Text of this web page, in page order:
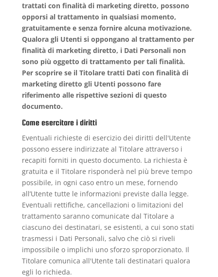
trattati con finalità di marketing diretto, possono
opporsi al trattamento in qualsiasi momento,
gratuitamente e senza fornire alcuna motivazione.
Qualora gli Utenti si oppongano al trattamento per
finalità di marketing diretto, i Dati Personali non
sono più oggetto di trattamento per tali finalità.
Per scoprire se il Titolare tratti Dati con finalità di
marketing diretto gli Utenti possono fare
riferimento alle rispettive sezioni di questo
documento.
Come esercitare i diritti
Eventuali richieste di esercizio dei diritti dell'Utente
possono essere indirizzate al Titolare attraverso i
recapiti forniti in questo documento. La richiesta è
gratuita e il Titolare risponderà nel più breve tempo
possibile, in ogni caso entro un mese, fornendo
all’Utente tutte le informazioni previste dalla legge.
Eventuali rettifiche, cancellazioni o limitazioni del
trattamento saranno comunicate dal Titolare a
ciascuno dei destinatari, se esistenti, a cui sono stati
trasmessi i Dati Personali, salvo che ciò si riveli
impossibile o implichi uno sforzo sproporzionato. Il
Titolare comunica all'Utente tali destinatari qualora
egli lo richieda.